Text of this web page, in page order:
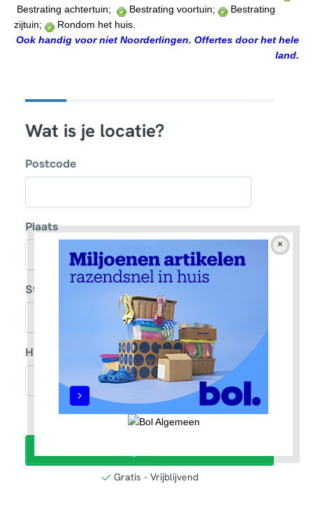
Bestrating achtertuin;
Bestrating voortuin;
Bestrating
zijtuin;
Rondom het huis.
Ook handig voor niet Noorderlingen. Offertes door het hele
land.